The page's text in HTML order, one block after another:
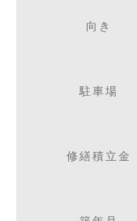
向き
駐車場
修繕積立金